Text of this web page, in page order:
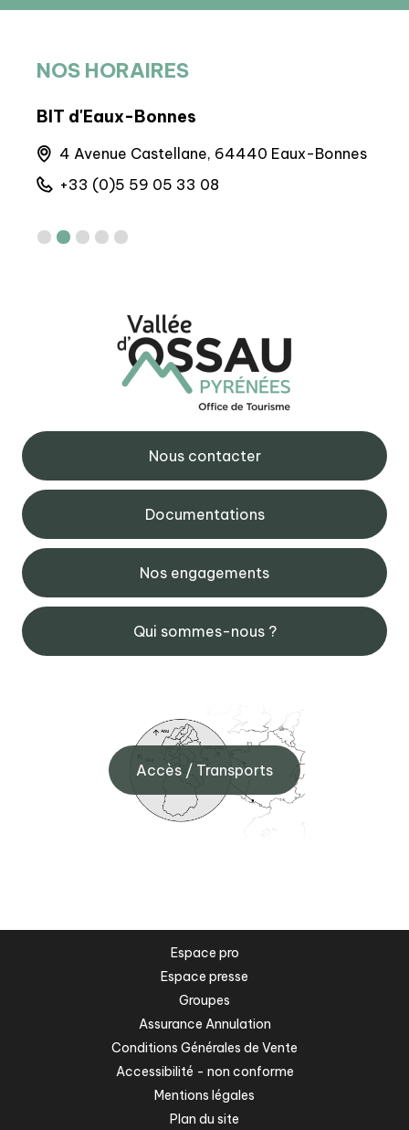
NOS HORAIRES
BIT d'Eaux-Bonnes
4 Avenue Castellane, 64440 Eaux-Bonnes
+33 (0)5 59 05 33 08
Nous contacter
Documentations
Nos engagements
Qui sommes-nous ?
Accès / Transports
Espace pro
Espace presse
Groupes
Assurance Annulation
Conditions Générales de Vente
Accessibilité - non conforme
Mentions légales
Plan du site